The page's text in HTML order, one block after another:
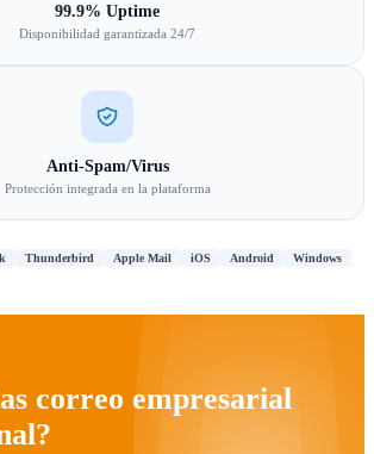
99.9% Uptime
Disponibilidad garantizada 24/7
Anti-Spam/Virus
Protección integrada en la plataforma
Thunderbird Apple Mail iOS Android Windows
correo empresarial